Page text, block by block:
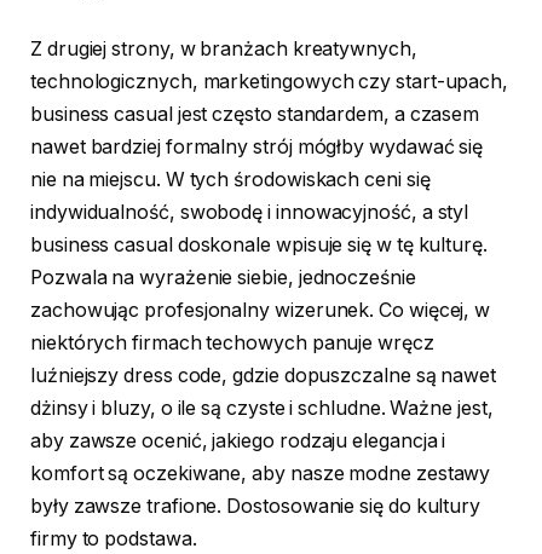
Z drugiej strony, w branżach kreatywnych,
technologicznych, marketingowych czy start-upach,
business casual jest często standardem, a czasem
nawet bardziej formalny strój mógłby wydawać się
nie na miejscu. W tych środowiskach ceni się
indywidualność, swobodę i innowacyjność, a styl
business casual doskonale wpisuje się w tę kulturę.
Pozwala na wyrażenie siebie, jednocześnie
zachowując profesjonalny wizerunek. Co więcej, w
niektórych firmach techowych panuje wręcz
luźniejszy dress code, gdzie dopuszczalne są nawet
dżinsy i bluzy, o ile są czyste i schludne. Ważne jest,
aby zawsze ocenić, jakiego rodzaju elegancja i
komfort są oczekiwane, aby nasze modne zestawy
były zawsze trafione. Dostosowanie się do kultury
firmy to podstawa.